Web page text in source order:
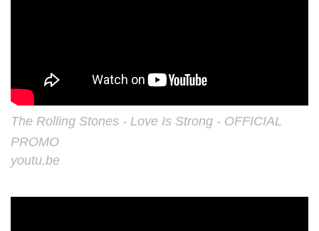
The Rolling Stones - Love Is Strong - OFFICIAL
PROMO
youtu.be